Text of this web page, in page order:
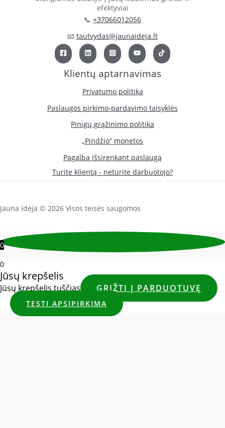
efektyviai
📞 +37066012056
📧 tautvydas@jaunaideja.lt
Klientų aptarnavimas
Privatumo politika
Paslaugos pirkimo-pardavimo taisyklės
Pinigų grąžinimo politika
„Pindžio“ monetos
Pagalba išsirenkant paslaugą
Turite klientą - neturite darbuotojo?
Jauna idėja © 2026 Visos teisės saugomos
0
0
Jūsų krepšelis
Jūsų krepšelis tuščias GRĮŽTI Į PARDUOTUVĘ
TĘSTI APSIPIRKIMĄ